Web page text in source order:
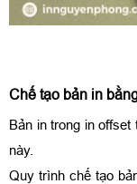
Chế tạo bản in
Bản in trong in
này.
Quy trình chế tạo